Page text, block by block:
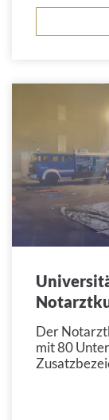
Der
mit 80